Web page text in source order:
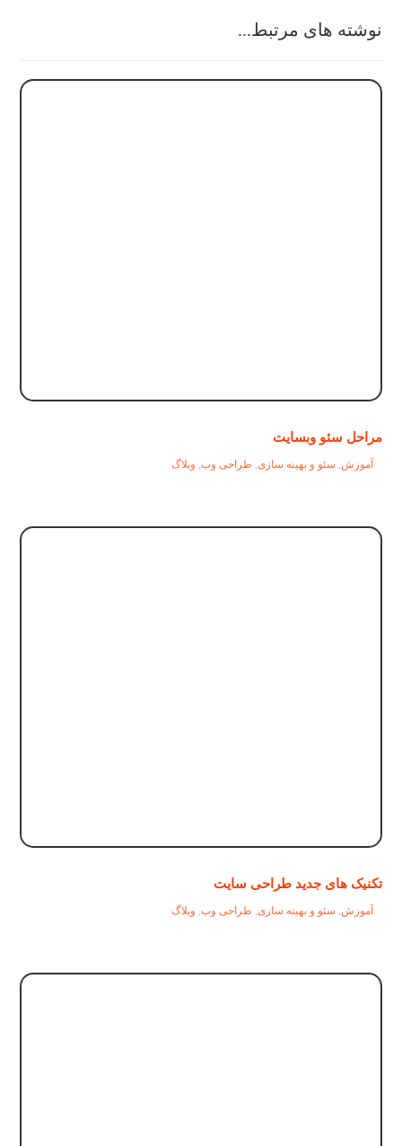
نوشته های مرتبط...
مراحل سئو وبسایت
آموزش سئو و بهینه سازی طراحی وب وبلاگ
تکنیک های جدید طراحی سایت
آموزش, سئو و بهینه سازی, طراحی وب, وبلاگ